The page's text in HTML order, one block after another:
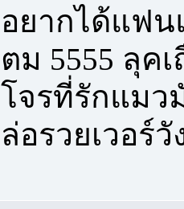
อยากได้แฟ
ตม 5555 ลุค
โจรที่รักแมว
ล่อรวยเวอร์